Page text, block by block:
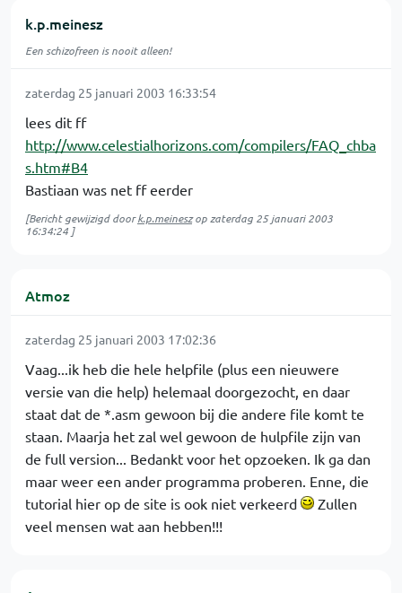
k.p.meinesz
Een schizofreen is nooit alleen!
zaterdag 25 januari 2003 16:33:54
lees dit ff
http://www.celestialhorizons.com/compilers/FAQ_chba
s.htm#B4
Bastiaan was net ff eerder
[Bericht gewijzigd doork.p.meineszop zaterdag 25 januari 2003
16:34:24 ]
Atmoz
zaterdag 25 januari 2003 17:02:36
Vaag...ik heb die hele helpfile (plus een nieuwere
versie van die help) helemaal doorgezocht, en daar
staat dat de *.asm gewoon bij die andere file komt te
staan. Maarja het zal wel gewoon de hulpfile zijn van
de full version... Bedankt voor het opzoeken. Ik ga dan
maar weer een ander programma proberen. Enne, die
tutorial hier op de site is ook niet verkeerd
Zullen
veel mensen wat aan hebben!!!